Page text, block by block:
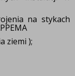
na stykach
ziemi );